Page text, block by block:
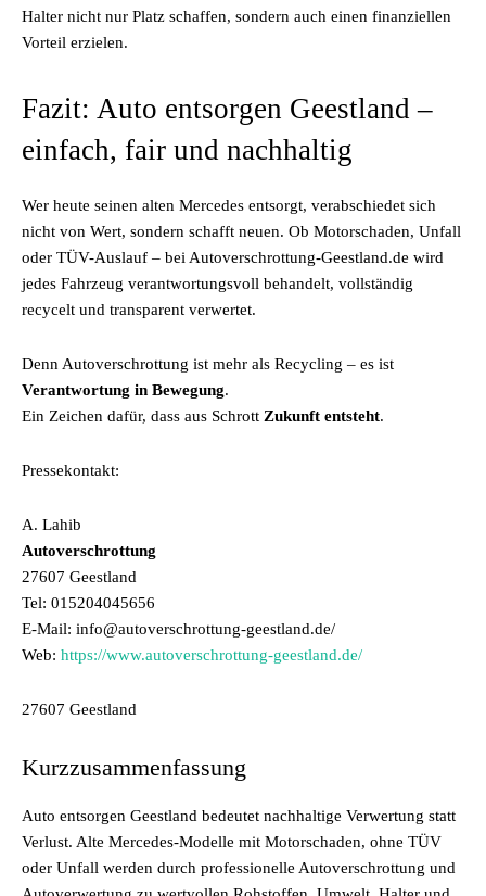
Halter nicht nur Platz schaffen, sondern auch einen finanziellen
Vorteil erzielen.
Fazit: Auto entsorgen Geestland –
einfach, fair und nachhaltig
Wer heute seinen alten Mercedes entsorgt, verabschiedet sich
nicht von Wert, sondern schafft neuen. Ob Motorschaden, Unfall
oder TÜV-Auslauf – bei Autoverschrottung-Geestland.de wird
jedes Fahrzeug verantwortungsvoll behandelt, vollständig
recycelt und transparent verwertet.
Denn Autoverschrottung ist mehr als Recycling – es ist
Verantwortung in Bewegung.
Ein Zeichen dafür, dass aus Schrott Zukunft entsteht.
Pressekontakt:
A. Lahib
Autoverschrottung
27607 Geestland
Tel: 015204045656
E-Mail: info@autoverschrottung-geestland.de/
Web: https://www.autoverschrottung-geestland.de/
27607 Geestland
Kurzzusammenfassung
Auto entsorgen Geestland bedeutet nachhaltige Verwertung statt
Verlust. Alte Mercedes-Modelle mit Motorschaden, ohne TÜV
oder Unfall werden durch professionelle Autoverschrottung und